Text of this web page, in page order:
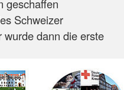
geschaffen
Schweizer
wurde dann die erste